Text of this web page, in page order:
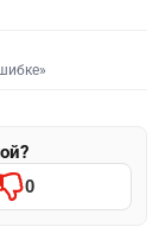
0